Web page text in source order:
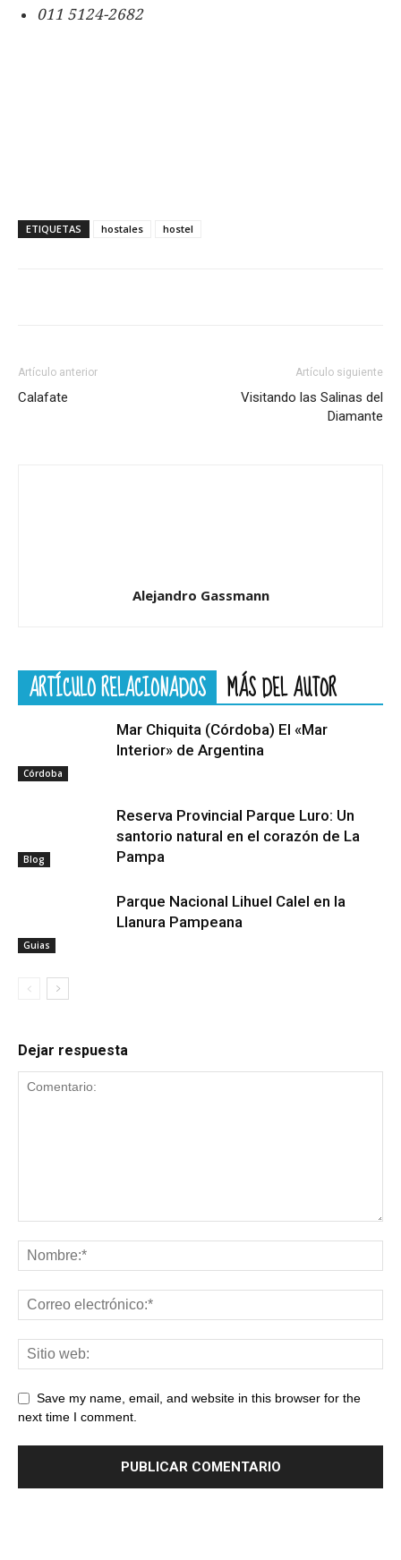
011 5124-2682
ETIQUETAS hostales hostel
Artículo anterior
Calafate
Artículo siguiente
Visitando las Salinas del
Diamante
Alejandro Gassmann
ARTÍCULO RELACIONADOS MÁS DEL AUTOR
Córdoba
Mar Chiquita (Córdoba) El «Mar
Interior» de Argentina
Blog
Reserva Provincial Parque Luro: Un
santorio natural en el corazón de La
Pampa
Guias
Parque Nacional Lihuel Calel en la
Llanura Pampeana
Dejar respuesta
Save my name, email, and website in this browser for the
next time I comment.